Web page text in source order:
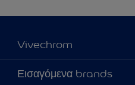
Vivechrom
Εύρεση Καταστήματος
Εισαγόμενα brands